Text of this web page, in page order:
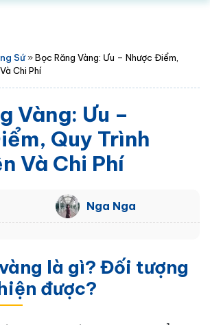
Sứ»Bọc Răng Vàng: Ưu – Nhược Điểm,
Chi Phí
Vàng: Ưu –
Quy Trình
Và Chi Phí
Nga Nga
là gì? Đối tượng
được?